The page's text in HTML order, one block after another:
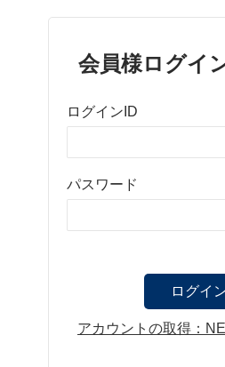
会員様ログイ
ログインID
パスワード
アカウントの取得：